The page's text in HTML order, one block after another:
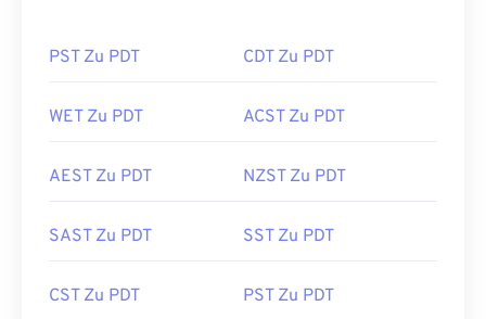
PST Zu PDT CDT Zu PDT
WET Zu PDT ACST Zu PDT
AEST Zu PDT NZST Zu PDT
SAST Zu PDT SST Zu PDT
CST Zu PDT PST Zu PDT